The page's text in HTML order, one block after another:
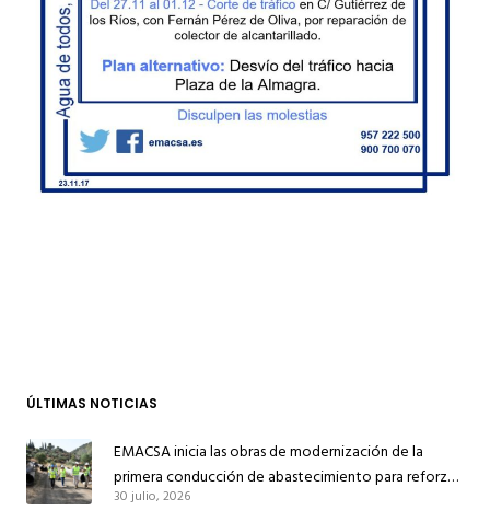
ÚLTIMAS NOTICIAS
EMACSA inicia las obras de modernización de la
primera conducción de abastecimiento para reforzar
el suministro de agua de Córdoba
30 julio, 2026